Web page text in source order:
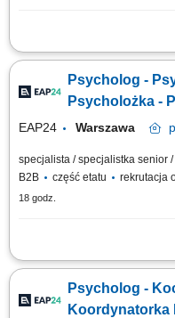
Twój zakres obowiązków
Udzielanie wsparcia osobom
doświadczeniach
Psycholog -
Psycholożka -
EAP24 Warszawa
specjalista / specjalistka senior
B2B
część etatu rekrutacja
18 godz.
Opis stanowiska Prowadzenie
zmagających się z trudnościami
pacjentom w powrocie do
Psycholog -
Koordynatorka